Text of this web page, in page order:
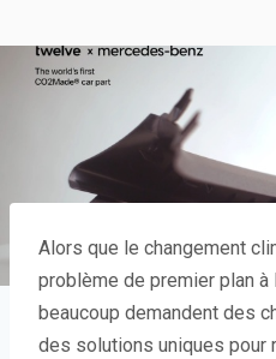
Alors que le changement
problème de premier plan à
beaucoup demandent des
des solutions uniques pour